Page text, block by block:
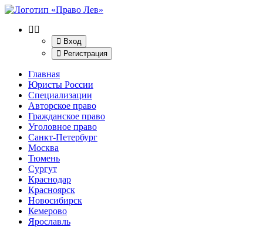
Вход
Регистрация
Главная
Юристы России
Специализации
Авторское право
Гражданское право
Уголовное право
Санкт-Петербург
Москва
Тюмень
Сургут
Краснодар
Красноярск
Новосибирск
Кемерово
Ярославль